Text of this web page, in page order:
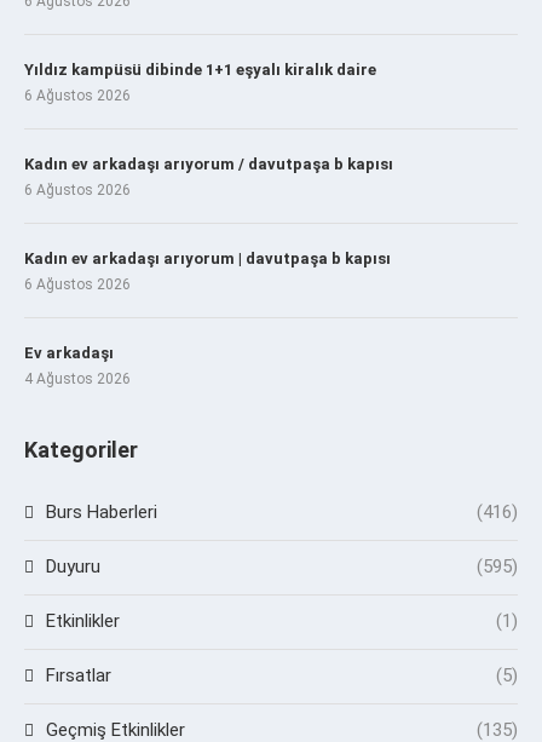
Yıldız kampüsü dibinde 1+1 eşyalı kiralık daire
6 Ağustos 2026
Kadın ev arkadaşı arıyorum / davutpaşa b kapısı
6 Ağustos 2026
Kadın ev arkadaşı arıyorum | davutpaşa b kapısı
6 Ağustos 2026
Ev arkadaşı
4 Ağustos 2026
Kategoriler
Burs Haberleri (416)
Duyuru (595)
Etkinlikler (1)
Fırsatlar (5)
Geçmiş Etkinlikler (135)